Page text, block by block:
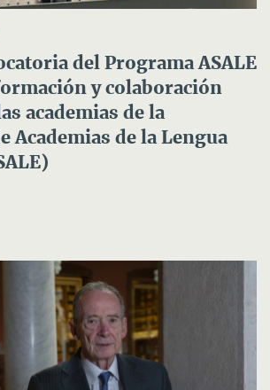
del Programa ASALE
y colaboración
academias de la
Academias de la Lengua